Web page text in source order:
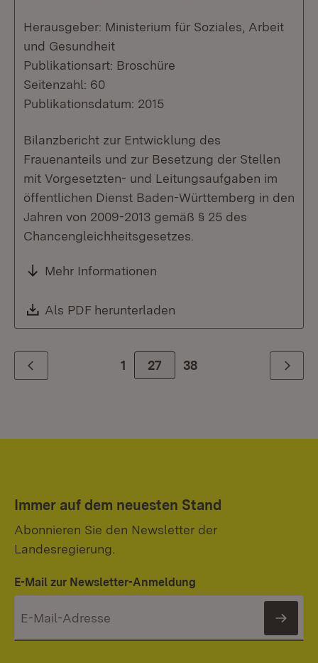
Herausgeber: Ministerium für Soziales, Arbeit
und Gesundheit
Publikationsart: Broschüre
Seitenzahl: 60
Publikationsdatum: 2015
Bilanzbericht zur Entwicklung des
Frauenanteils und zur Besetzung der Stellen
mit Vorgesetzten- und Leitungsaufgaben im
öffentlichen Dienst Baden-Württemberg in den
Jahren von 2009-2013 gemäß § 25 des
Chancengleichheitsgesetzes.
Mehr Informationen
Download:
Als PDF herunterladen
Zurück 1 Zur Seite
27 38 Weiter
Immer auf dem neuesten Stand
Abonnieren Sie den Newsletter der
Landesregierung.
E-Mail zur Newsletter-Anmeldung